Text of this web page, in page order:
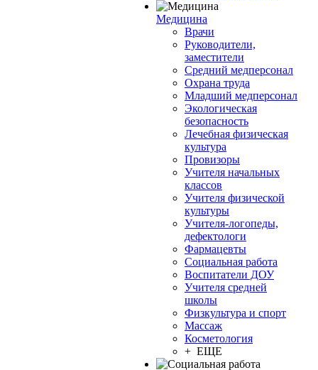
Медицина
Врачи
Руководители,
заместители
Средний медперсонал
Охрана труда
Младший медперсонал
Экологическая
безопасность
Лечебная физическая
культура
Провизоры
Учителя начальных
классов
Учителя физической
культуры
Учителя-логопеды,
дефектологи
Фармацевты
Социальная работа
Воспитатели ДОУ
Учителя средней
школы
Физкультура и спорт
Массаж
Косметология
+ ЕЩЕ